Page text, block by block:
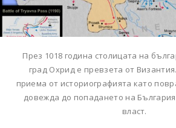
През 1018 година столицата на
град Охрид е превзетa от
приема от историографията като
довежда до попадането на
власт.